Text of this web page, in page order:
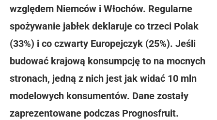
względem Niemców i Włochów. Regularne
spożywanie jabłek deklaruje co trzeci Polak
(33%) i co czwarty Europejczyk (25%). Jeśli
budować krajową konsumpcję to na mocnych
stronach, jedną z nich jest jak widać 10 mln
modelowych konsumentów. Dane zostały
zaprezentowane podczas Prognosfruit.